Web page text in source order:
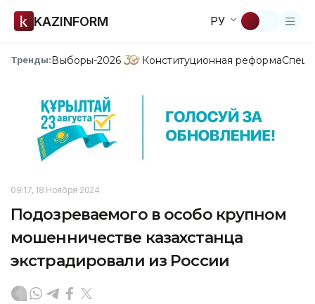
KAZINFORM РУ
Тренды:Выборы-2026 Конституционная реформа
09:17, 18 Ноября 2024
Подозреваемого в особо крупном
мошенничестве казахстанца
экстрадировали из России